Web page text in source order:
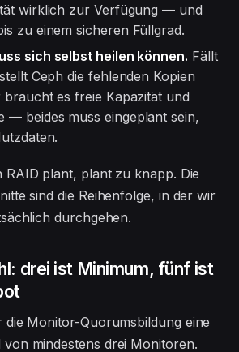
wirklich zur Verfügung — und
zu einem sicheren Füllgrad.
sich selbst heilen können. Fällt
Ceph die fehlenden Kopien
es freie Kapazität und
— beides muss eingeplant sein,
RAID plant, plant zu knapp. Die
sind die Reihenfolge, in der wir
durchgehen.
drei ist Minimum, fünf ist
Monitor-Quorumsbildung eine
mindestens drei Monitoren.